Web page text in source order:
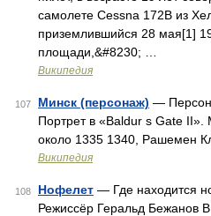
самолете Cessna 172B из
приземлившийся 28 мая[1]
площади,&#8230; …
Википедия
107 Минск (персонаж) —
Портрет в «Baldur s Gate II».
около 1335 1340, Рашемен
Википедия
108 Нофелет — Где находится
Режиссёр Геральд Бежанов